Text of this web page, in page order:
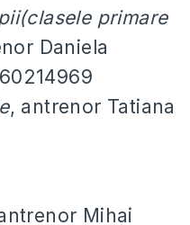
primare
Daniela
, antrenor Tatiana
Mihai